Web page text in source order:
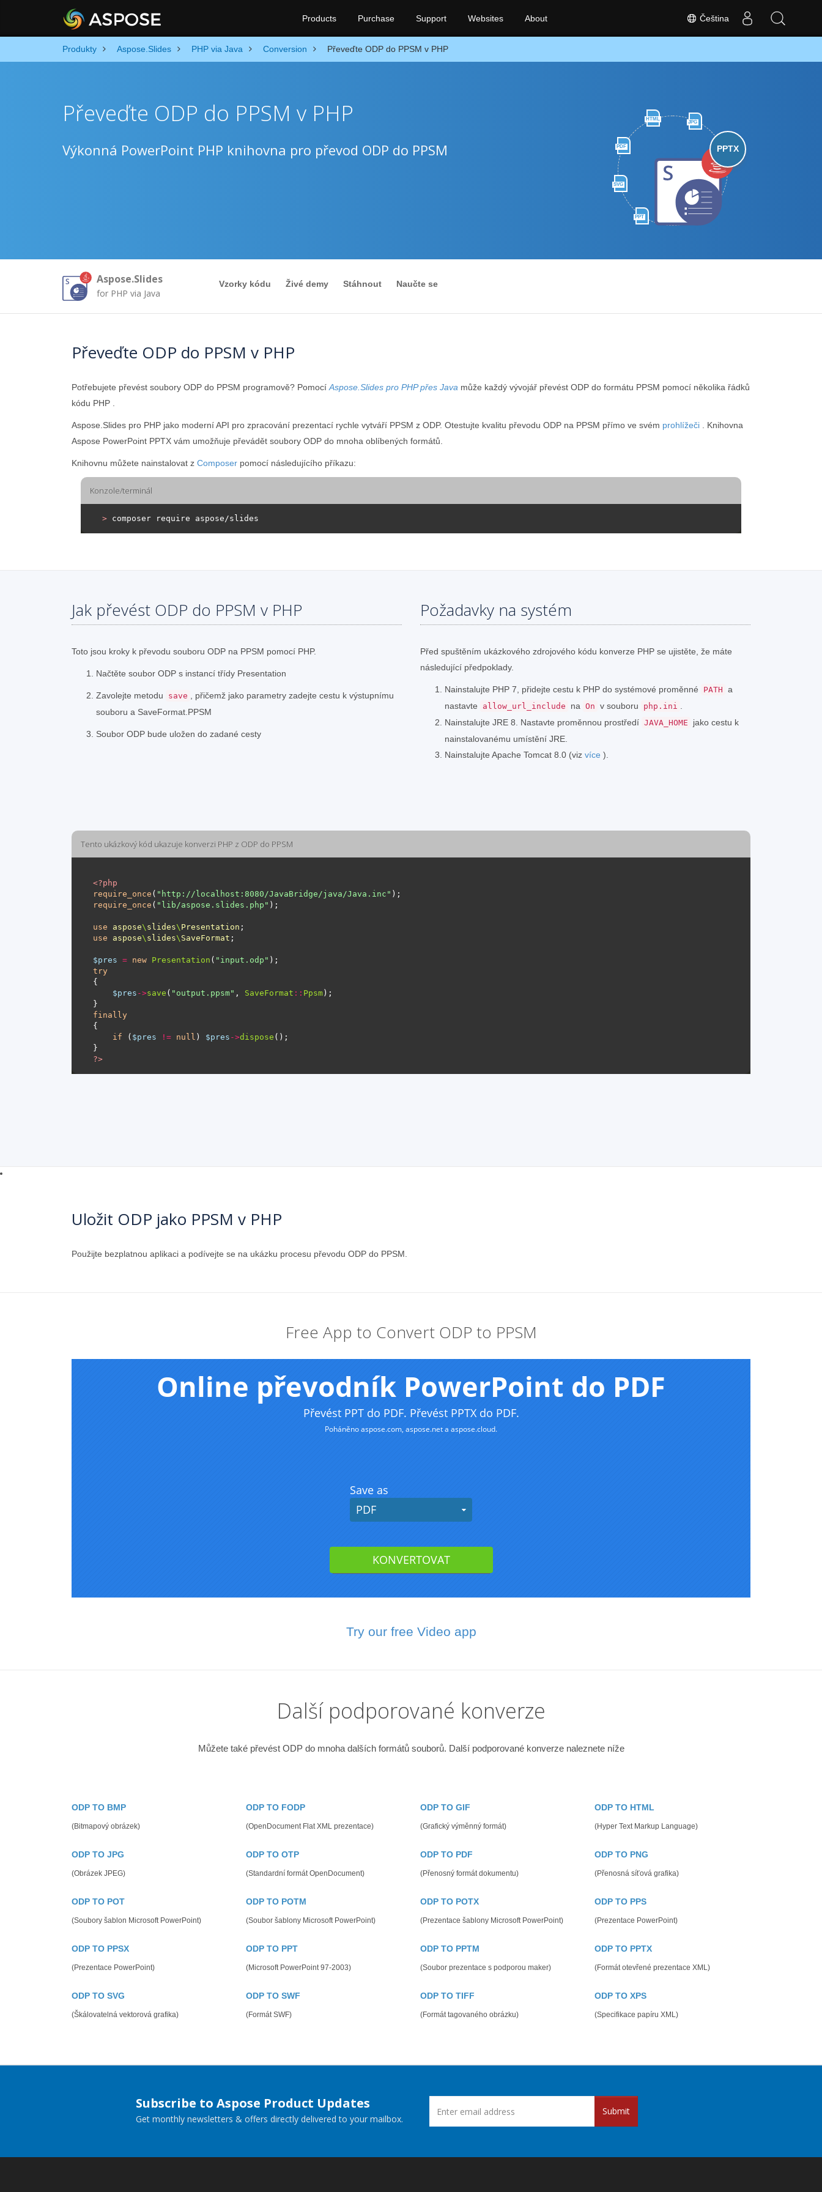
Čeština
Products Purchase Support Websites About
Produkty Aspose.Slides PHP via Java Conversion Převeďte ODP do PPSM v PHP
HTML
JPG
PDF
SVG
PPT
PPTX
Převeďte ODP do PPSM v PHP
Výkonná PowerPoint PHP knihovna pro převod ODP do PPSM
Aspose.Slides
for PHP via Java
Vzorky kódu Živé demy Stáhnout Naučte se
Převeďte ODP do PPSM v PHP
Potřebujete převést soubory ODP do PPSM programově? Pomocí Aspose.Slides pro PHP přes Java může každý vývojář převést ODP do formátu PPSM pomocí několika řádků
kódu PHP .
Aspose.Slides pro PHP jako moderní API pro zpracování prezentací rychle vytváří PPSM z ODP. Otestujte kvalitu převodu ODP na PPSM přímo ve svém prohlížeči . Knihovna
Aspose PowerPoint PPTX vám umožňuje převádět soubory ODP do mnoha oblíbených formátů.
Knihovnu můžete nainstalovat z Composer pomocí následujícího příkazu:
Konzole/terminál
> composer require aspose/slides
Jak převést ODP do PPSM v PHP
Toto jsou kroky k převodu souboru ODP na PPSM pomocí PHP.
Načtěte soubor ODP s instancí třídy Presentation
Zavolejte metodu save
, přičemž jako parametry zadejte cestu k výstupnímu
souboru a SaveFormat.PPSM
Soubor ODP bude uložen do zadané cesty
Požadavky na systém
Před spuštěním ukázkového zdrojového kódu konverze PHP se ujistěte, že máte
následující předpoklady.
Nainstalujte PHP 7, přidejte cestu k PHP do systémové proměnné PATH a
nastavte
allow_url_include na On v souboru php.ini
Nainstalujte JRE 8. Nastavte proměnnou prostředí JAVA_HOME
jako cestu k
nainstalovanému umístění JRE.
Nainstalujte Apache Tomcat 8.0 (viz více ).
Tento ukázkový kód ukazuje konverzi PHP z ODP do PPSM
<?php
require_once ( "http://localhost:8080/JavaBridge/java/Java.inc"
require_once ( "lib/aspose.slides.php"
use aspose\ slides\ Presentation
use
aspose\ slides\ SaveFormat
$pres = new Presentation ( "input.odp"
try
$pres ->save ( "output.ppsm" , SaveFormat :: Ppsm
finally
if ( $pres != null ) $pres ->dispose
?>
Uložit ODP jako PPSM v PHP
Použijte bezplatnou aplikaci a podívejte se na ukázku procesu převodu ODP do PPSM.
Free App to Convert ODP to PPSM
Try our free Video app
Další podporované konverze
Můžete také převést ODP do mnoha dalších formátů souborů. Další podporované konverze naleznete níže
ODP TO BMP
(Bitmapový obrázek)
ODP TO FODP
(OpenDocument Flat XML prezentace)
ODP TO GIF
(Grafický výměnný formát)
ODP TO HTML
(Hyper Text Markup Language)
ODP TO JPG
(Obrázek JPEG)
ODP TO OTP
(Standardní formát OpenDocument)
ODP TO PDF
(Přenosný formát dokumentu)
ODP TO PNG
(Přenosná síťová grafika)
ODP TO POT
(Soubory šablon Microsoft PowerPoint)
ODP TO POTM
(Soubor šablony Microsoft PowerPoint)
ODP TO POTX
(Prezentace šablony Microsoft PowerPoint)
ODP TO PPS
(Prezentace PowerPoint)
ODP TO PPSX
(Prezentace PowerPoint)
ODP TO PPT
(Microsoft PowerPoint 97-2003)
ODP TO PPTM
(Soubor prezentace s podporou maker)
ODP TO PPTX
(Formát otevřené prezentace XML)
ODP TO SVG
(Škálovatelná vektorová grafika)
ODP TO SWF
(Formát SWF)
ODP TO TIFF
(Formát tagovaného obrázku)
ODP TO XPS
(Specifikace papíru XML)
Subscribe to Aspose Product Updates
Get monthly newsletters & offers directly delivered to your mailbox.
Submit